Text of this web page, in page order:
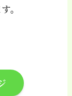
。